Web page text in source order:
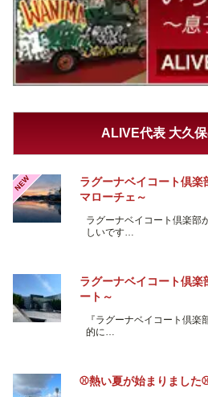
ALIVE代表 大久
NEW
ラグーナベイコート倶
マローチェ～
ラグーナベイコート倶楽部
しいです…
ラグーナベイコート倶
ート～
『ラグーナベイコート倶
的に…
⚾熱い夏が始まりました